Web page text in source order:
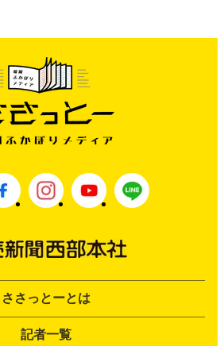
ささっとーとは
記者一覧